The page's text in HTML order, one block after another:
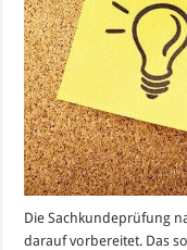
Die Sachkundeprüfung
darauf vorbereitet. Das